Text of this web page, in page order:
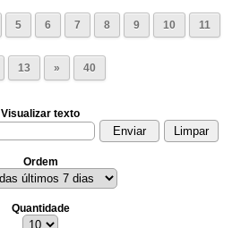
5 6 7 8 9 10 11
13 » 40
Visualizar texto
Ordem
Quantidade